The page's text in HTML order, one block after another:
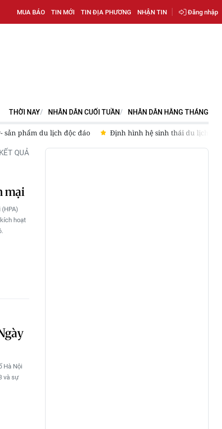
MUA BÁO TIN MỚI TIN ĐỊA PHƯƠNG NHẬN TIN Đăng nhập
THỜI NAY NHÂN DÂN CUỐI TUẦN NHÂN DÂN HẰNG THÁNG
sản phẩm du lịch độc đáo Định hình hệ sinh thái du lịch
KẾT QUẢ
mại
hoạt
Hà Nội
và sự